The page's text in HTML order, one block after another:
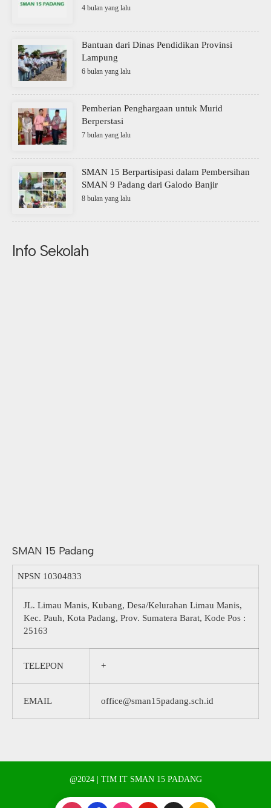
4 bulan yang lalu
Bantuan dari Dinas Pendidikan Provinsi
Lampung
6 bulan yang lalu
Pemberian Penghargaan untuk Murid
Berperstasi
7 bulan yang lalu
SMAN 15 Berpartisipasi dalam Pembersihan
SMAN 9 Padang dari Galodo Banjir
8 bulan yang lalu
Info Sekolah
SMAN 15 Padang
NPSN 10304833
JL. Limau Manis, Kubang, Desa/Kelurahan Limau Manis,
Kec. Pauh, Kota Padang, Prov. Sumatera Barat, Kode Pos :
25163
TELEPON +
EMAIL office@sman15padang.sch.id
@2024 | TIM IT SMAN 15 PADANG